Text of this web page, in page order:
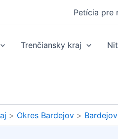
Petícia pre
Trenčiansky kraj
Okres Bardejov Bardejov